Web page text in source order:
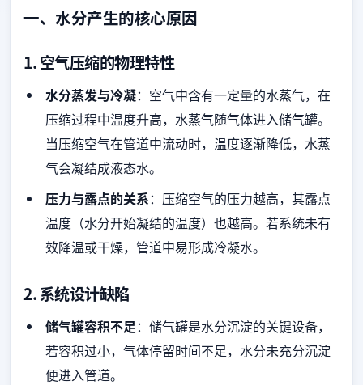
一、水分产生的核心原因
1. 空气压缩的物理特性
水分蒸发与冷凝：空气中含有一定量的水蒸气，在
压缩过程中温度升高，水蒸气随气体进入储气罐。
当压缩空气在管道中流动时，温度逐渐降低，水蒸
气会凝结成液态水。
压力与露点的关系：压缩空气的压力越高，其露点
温度（水分开始凝结的温度）也越高。若系统未有
效降温或干燥，管道中易形成冷凝水。
2. 系统设计缺陷
储气罐容积不足：储气罐是水分沉淀的关键设备，
若容积过小，气体停留时间不足，水分未充分沉淀
便进入管道。